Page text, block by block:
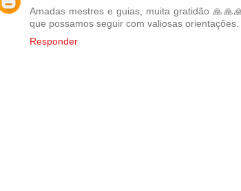
Amadas mestres e guias, muita gratidão
que possamos seguir com valiosas orientações.
Responder